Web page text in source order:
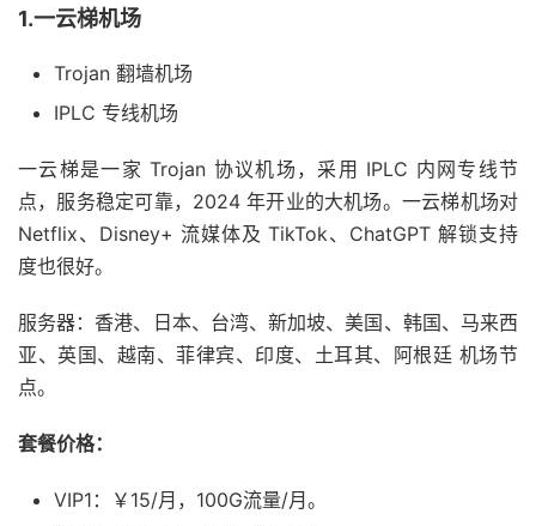
1.一云梯机场
Trojan 翻墙机场
IPLC 专线机场
一云梯是一家 Trojan 协议机场，采用 IPLC 内网专线节
点，服务稳定可靠，2024 年开业的大机场。一云梯机场对
Netflix、Disney+ 流媒体及 TikTok、ChatGPT 解锁支持
度也很好。
服务器：香港、日本、台湾、新加坡、美国、韩国、马来西
亚、英国、越南、菲律宾、印度、土耳其、阿根廷 机场节
点。
套餐价格：
VIP1：￥15/月，100G流量/月。